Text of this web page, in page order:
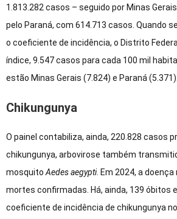
1.813.282 casos – seguido por Minas
pelo Paraná, com 614.713 casos. Quando
o coeficiente de incidência, o Distrito
índice, 9.547 casos para cada 100 mil
estão Minas Gerais (7.824) e Paraná (5.371).
Chikungunya
O painel contabiliza, ainda, 220.828 casos
chikungunya, arbovirose também
mosquito Aedes aegypti. Em 2024, a
mortes confirmadas. Há, ainda, 139 óbitos
coeficiente de incidência de chikungunya